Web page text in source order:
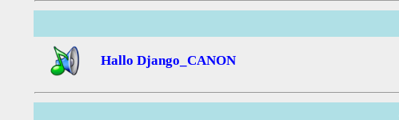
Hallo Django_CANON